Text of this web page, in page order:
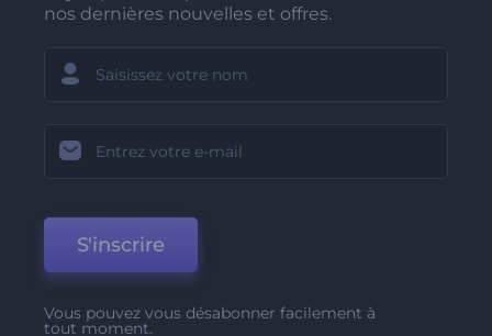
nos dernières nouvelles et offres.
S'inscrire
Vous pouvez vous désabonner facilement à
tout moment.